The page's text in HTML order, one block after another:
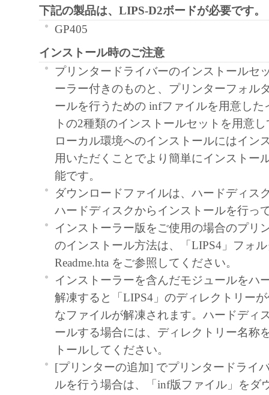
非独占的権利をお客様に対して許諾します
た「指定機器」にネットワークを通じて接
「本ソフトウェア」を使用させることがで
るコンピューターの使用者に本契約書上の
を遵守させるとともに、その履行に関し全
を条件とします。
(2) お客様は、上記(1)に基づいて「本ソフ
するためのバックアップとして、「本ソフ
部、複製することができます。
(3) 上記(1)および(2)に定める場合を除き、
ヤノンのライセンサーのいかなる知的財産
と黙示たるとを問わず、本契約書によって
るいは許諾されるものではありません。
２．制限
(1) お客様は、再使用許諾、譲渡、販売、
くは貸与その他の方法により、第三者に「
ア」を使用させることはできません。
(2) お客様は、「本ソフトウェア」の全部
正、改変、逆コンパイル、逆アセンブル、
エンジニアリング等することはできません
このような行為をさせてはなりません。
下記の製品は、LIPS-D2ボードが必要です。
GP405
インストール時のご注意
プリンタードライバーのインストールセ
ーラー付きのものと、プリンターフォル
ールを行うための infファイルを用意した
トの2種類のインストールセットを用意
ローカル環境へのインストールにはイン
用いただくことでより簡単にインストー
能です。
ダウンロードファイルは、ハードディス
ハードディスクからインストールを行っ
インストーラー版をご使用の場合のプリ
のインストール方法は、「LIPS4」フォ
Readme.hta をご参照してください。
インストーラーを含んだモジュールをハ
解凍すると「LIPS4」のディレクトリー
なファイルが解凍されます。ハードディ
ールする場合には、ディレクトリー名称
トールしてください。
[プリンターの追加] でプリンタードライ
ルを行う場合は、「inf版ファイル」をダ